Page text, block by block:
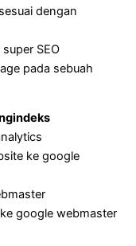
dengan
SEO
pada sebuah
ke google
google webmaster